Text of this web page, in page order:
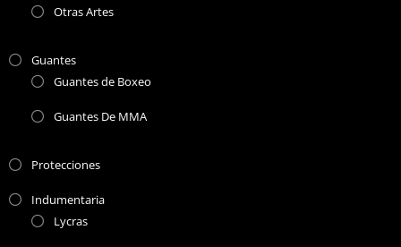
Otras Artes
Guantes
Guantes de Boxeo
Guantes De MMA
Protecciones
Indumentaria
Lycras